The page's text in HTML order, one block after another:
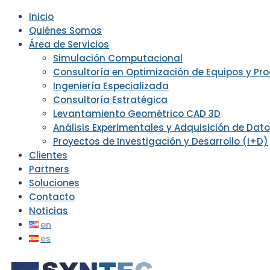
Inicio
Quiénes Somos
Área de Servicios
Simulación Computacional
Consultoría en Optimización de Equipos y
Ingeniería Especializada
Consultoría Estratégica
Levantamiento Geométrico CAD 3D
Análisis Experimentales y Adquisición de
Proyectos de Investigación y Desarrollo (I+D)
Clientes
Partners
Soluciones
Contacto
Noticias